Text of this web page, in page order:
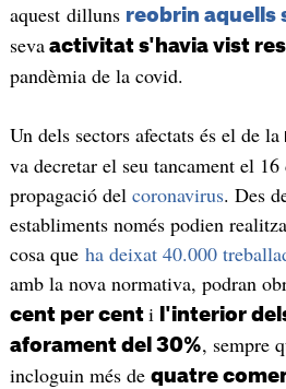
aquest dilluns reobrin aquells
sevaactivitat s'havia vist
pandèmia de la covid.
Un dels sectors afectats és el de la
va decretar el seu tancament el
propagació del coronavirus. Des
establiments només podien
cosa que ha deixat 40.000
amb la nova normativa, podran
cent per cent i
l'interior
aforament del 30%, sempre
incloguin més de quatre